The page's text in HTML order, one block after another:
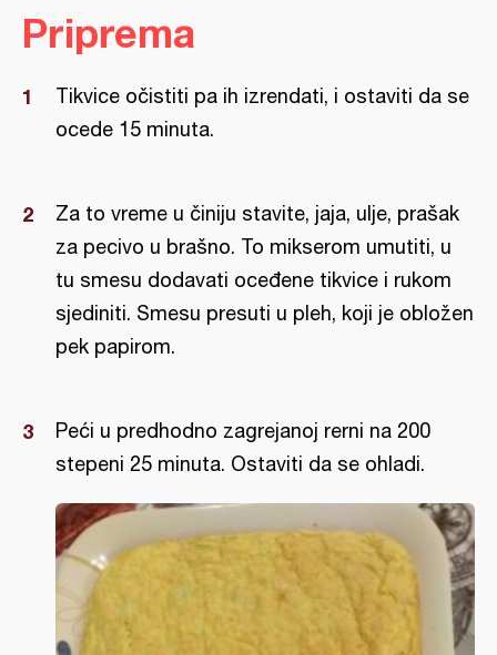
Priprema
Tikvice očistiti pa ih izrendati, i ostaviti da se
ocede 15 minuta.
Za to vreme u činiju stavite, jaja, ulje, prašak
za pecivo u brašno. To mikserom umutiti, u
tu smesu dodavati oceđene tikvice i rukom
sjediniti. Smesu presuti u pleh, koji je obložen
pek papirom.
Peći u predhodno zagrejanoj rerni na 200
stepeni 25 minuta. Ostaviti da se ohladi.